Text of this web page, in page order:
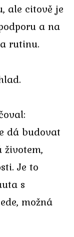
ale citově je
a na
rutinu.
dá budovat
životem,
Je to
s
možná